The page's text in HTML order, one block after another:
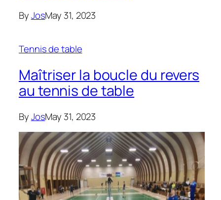
ByJosMay 31, 2023
Tennis de table
Maîtriser la boucle du revers
au tennis de table
ByJosMay 31, 2023